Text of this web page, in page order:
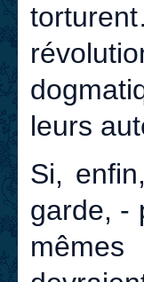
leurs
Si,
garde, -